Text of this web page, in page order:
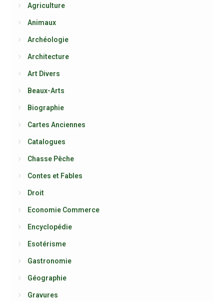
Agriculture
Animaux
Archéologie
Architecture
Art Divers
Beaux-Arts
Biographie
Cartes Anciennes
Catalogues
Chasse Pêche
Contes et Fables
Droit
Economie Commerce
Encyclopédie
Esotérisme
Gastronomie
Géographie
Gravures